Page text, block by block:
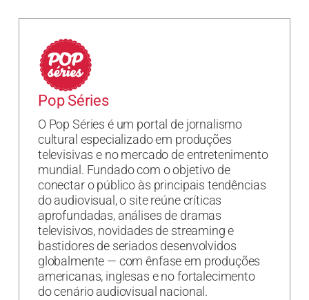
Pop Séries
O Pop Séries é um portal de jornalismo
cultural especializado em produções
televisivas e no mercado de entretenimento
mundial. Fundado com o objetivo de
conectar o público às principais tendências
do audiovisual, o site reúne críticas
aprofundadas, análises de dramas
televisivos, novidades de streaming e
bastidores de seriados desenvolvidos
globalmente — com ênfase em produções
americanas, inglesas e no fortalecimento
do cenário audiovisual nacional.